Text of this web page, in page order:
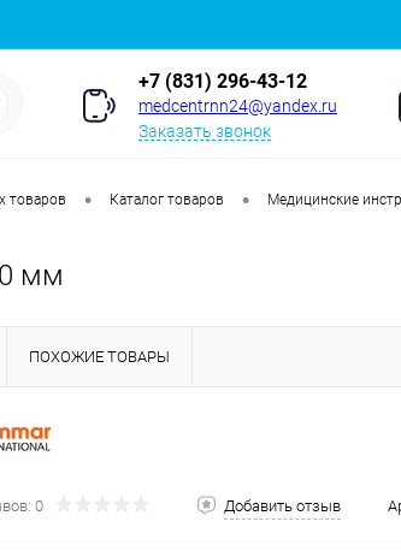
+7 (831) 296-43-12
medcentrnn24@yandex.ru
Заказать звонок
товаров • Каталог товаров • Медицинские
мм
ПОХОЖИЕ ТОВАРЫ
0 Добавить отзыв